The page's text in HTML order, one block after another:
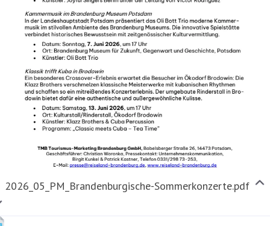
2026_05_PM_Brandenburgische-Sommerkonzerte.pdf